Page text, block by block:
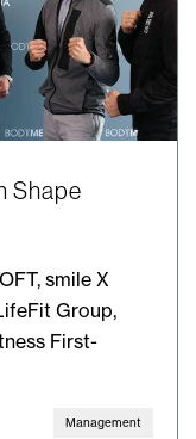
Shape
smile X
Group,
First-
Management